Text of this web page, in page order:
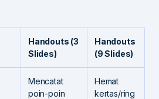
Handouts (3
Slides)
Handouts
(9 Slides)
Mencatat
poin-poin
Hemat
kertas/ring